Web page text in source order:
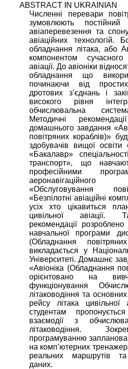
ABSTRACT IN UKRAINIAN
Численні перевари
зумовлюють
авіаперевезення та
авіаційних технологій.
обладнання літака, або
компонентом сучасного
авіації. До авіоніки
обладнання що
починаючи від
дротових з’єднань і
високого рівня
обчислювальна
Методичні
домашнього завдання
повітряних кораблів)»
здобувачів вищої освіти
«Бакалавр»
транспорт», що
професійними
аеронавігаційного
«Обслуговування
«Безпілотні авіаційні
усіх хто цікавиться
цивільної авіації.
рекомендації
навчальної програми
(Обладнання
викладається у
Університеті. Домашнє
«Aвіоніка (Обладнання
орієнтовано на
функціонування
літаководіння та
рейсу літака цивільної
студентам
взаємодії з
літаководіння.
програмуванню
на комп’ютерних
реальних маршрутів та
даних.